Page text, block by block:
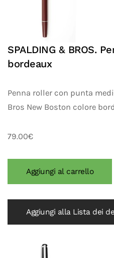
SPALDING & BROS.
bordeaux
Penna roller con punta
Bros New Boston colore
79.00€
Aggiungi alla Lista dei